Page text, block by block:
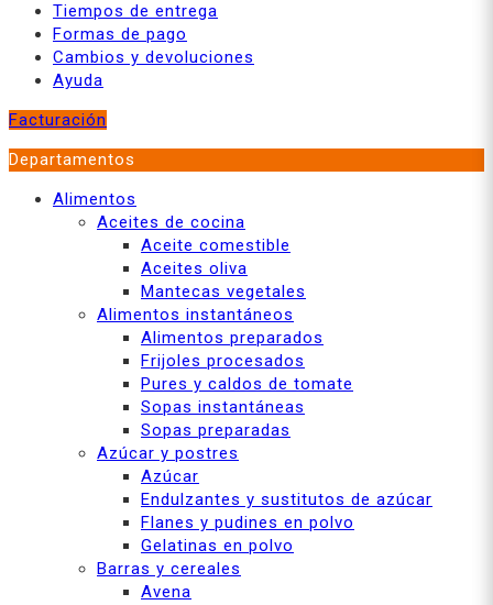
Tiempos de entrega
Formas de pago
Cambios y devoluciones
Ayuda
Facturación
Departamentos
Alimentos
Aceites de cocina
Aceite comestible
Aceites oliva
Mantecas vegetales
Alimentos instantáneos
Alimentos preparados
Frijoles procesados
Pures y caldos de tomate
Sopas instantáneas
Sopas preparadas
Azúcar y postres
Azúcar
Endulzantes y sustitutos de azúcar
Flanes y pudines en polvo
Gelatinas en polvo
Barras y cereales
Avena